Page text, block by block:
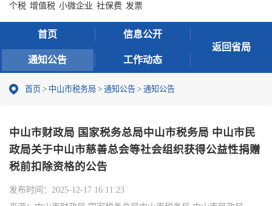
个税 增值税 小微企业 社保费 发票
首页 信息公开
通知公告 工作动态
返回省局
首页 > 中山市税务局 > 通知公告 > 通知公告
中山市财政局 国家税务总局中山市税务局 中山市民
政局关于中山市慈善总会等社会组织获得公益性捐赠
税前扣除资格的公告
发布时间： 2025-12-17 16:11:23